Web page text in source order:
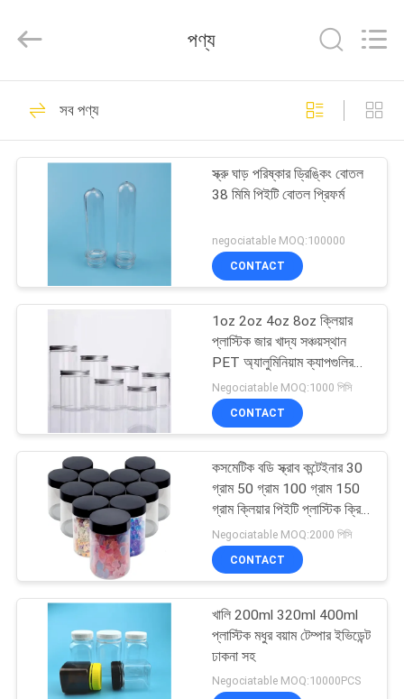
পণ্য
কারখানা
নিয়ন্ত্রণ
যোগাযোগ
খবর
Co.,Ltd..
Developed
প্লাস্টিকের খাবার জারস
86
প্লাস্টিক বেভারেজ জার
46
প্লাস্টিক স্ক্রু ক্যাপ জার্স
83
50
পণ্য
সব পণ্য
স্ক্রু ঘাড় পরিষ্কার ড্রিঙ্কিং বোতল
38 মিমি পিইটি বোতল প্রিফর্ম
negociatable MOQ:100000
CONTACT
1oz 2oz 4oz 8oz ক্লিয়ার
প্লাস্টিক জার খাদ্য সঞ্চয়স্থান
PET অ্যালুমিনিয়াম ক্যাপগুলির
সাথে সোজা পার্শ্বযুক্ত
Negociatable MOQ:1000 পিসি
CONTACT
কসমেটিক বডি স্ক্রাব কন্টেইনার 30
গ্রাম 50 গ্রাম 100 গ্রাম 150
গ্রাম ক্লিয়ার পিইটি প্লাস্টিক ক্রিম
জার
Negociatable MOQ:2000 পিসি
CONTACT
খালি 200ml 320ml 400ml
প্লাস্টিক মধুর বয়াম টেম্পার ইভিডেন্ট
ঢাকনা সহ
Negociatable MOQ:10000PCS